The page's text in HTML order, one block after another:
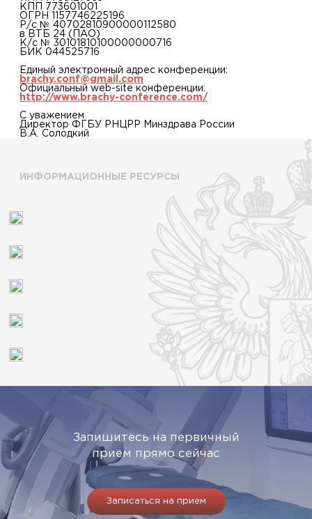
КПП 773601001
ОГРН 1157746225196
Р/с № 40702810900000112580
в ВТБ 24 (ПАО)
К/с № 30101810100000000716
БИК 044525716
Единый электронный адрес конференции:
brachy.conf@gmail.com
Официальный web-site конференции:
http://www.brachy-conference.com/
С уважением
Директор ФГБУ РНЦРР Минздрава России
В.А. Солодкий
ИНФОРМАЦИОННЫЕ РЕСУРСЫ
Запишитесь на первичный
прием прямо сейчас
Записаться на прием